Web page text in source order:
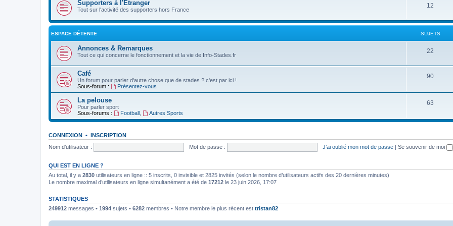
Supporters à l'Etranger
Tout sur l'activité des supporters hors France
12
ESPACE DÉTENTE SUJETS
Annonces & Remarques
Tout ce qui concerne le fonctionnement et la vie de Info-Stades.fr
22
Café
Un forum pour parler d'autre chose que de stades ? c'est par ici !
Sous-forum :
Présentez-vous
90
La pelouse
Pour parler sport
Sous-forums :
Football, Autres Sports
63
CONNEXION • INSCRIPTION
Nom d’utilisateur :
Mot de passe : J’ai oublié mon mot de passe | Se souvenir de moi
QUI EST EN LIGNE ?
Au total, il y a 2830 utilisateurs en ligne :: 5 inscrits, 0 invisible et 2825 invités (selon le nombre d’utilisateurs actifs des 20 dernières minutes)
Le nombre maximal d’utilisateurs en ligne simultanément a été de 17212 le 23 juin 2026, 17:07
STATISTIQUES
249912 messages • 1994 sujets • 6282 membres • Notre membre le plus récent est tristan82